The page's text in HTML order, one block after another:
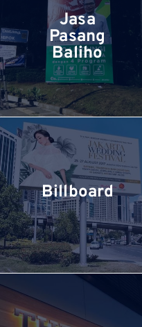
Jasa
Pasang
Baliho
Billboard